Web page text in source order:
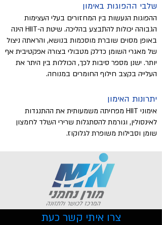
שלבי ההפוגות באימון
ההפוגות הנעשות בין המחזורים בעלי העצימות
הגבוהה יכולות להתבצע בהליכה. שיטת ה-HIIT הינה
באופן מסוים שוברת מוסכמות בנושא, והראתה ניצול
של מאגרי השומן כדלק מטבולי בצורה אפקטיבית אף
יותר. ישנן מספר סיבות לכך, הכוללות בין היתר את
העלייה בקצב חילוף החומרים במנוחה.
יתרונות האימון
אימוני HIIT מפחיתה משמעותית את ההתנגדות
לאינסולין, וגורמת להסתגלות שרירי השלד לחמצון
שומן וסבילות משופרת לגלוקוז.
צרו איתי קשר כעת